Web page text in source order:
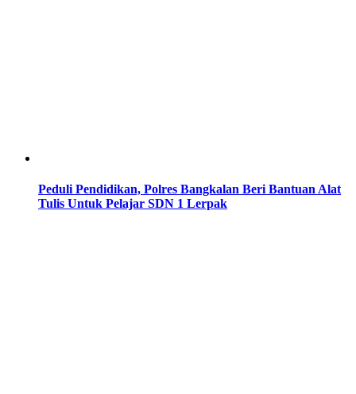
Peduli Pendidikan, Polres Bangkalan Beri Bantuan Alat
Tulis Untuk Pelajar SDN 1 Lerpak